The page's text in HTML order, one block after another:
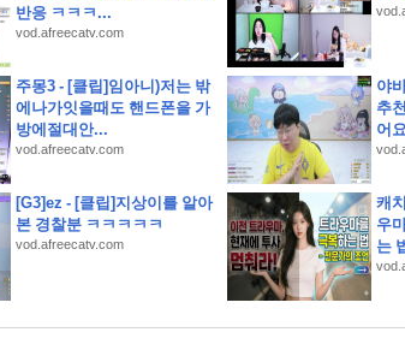
고기 레시피
한 맛 비교
기
반응 ㅋㅋㅋ...
vod.afreecatv.com
주몽3 - [클립]임아니)저는 밖
에나가잇을때도 핸드폰을 가
방에절대안...
vod.afreecatv.com
야
추
어
[G3]ez - [클립]지상이를 알아
본 경찰분 ㅋㅋㅋㅋㅋ
vod.afreecatv.com
캐
우
는